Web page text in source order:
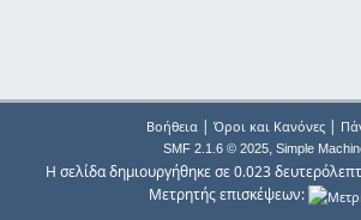
Βοήθεια| Όροι και Κανόνες|
SMF 2.1.6 © 2025, Simple
Η σελίδα δημιουργήθηκε σε 0.023
Μετρητής επισκέψεων: